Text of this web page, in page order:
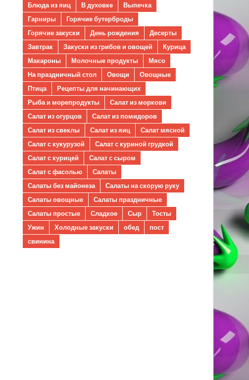
Блюда из яиц В духовке
Выпечка
Гарниры
Горячие бутерброды
Горячие закуски
День рождения
Десерты
Завтрак
Закуски из грибов и овощей
Курица
Макароны
Молочные продукты
Мясо
На праздничный стол
Овощи
Овощные
Птица
Рецепты для начинающих
Рыба и морепродукты
Салат из моркови
Салат из огурцов
Салат из помидоров
Салат из свеклы
Салат из яиц
Салат мясной
Салат с кукурузой
Салат с куриной грудкой
Салат с курицей
Салат с сыром
Салат с фасолью
Салаты
Салаты без майонеза
Салаты на скорую руку
Салаты овощные
Салаты праздничные
Салаты простые
Сладкое Сыр
Тосты
Ужин
Холодные закуски обед
пост
свинина